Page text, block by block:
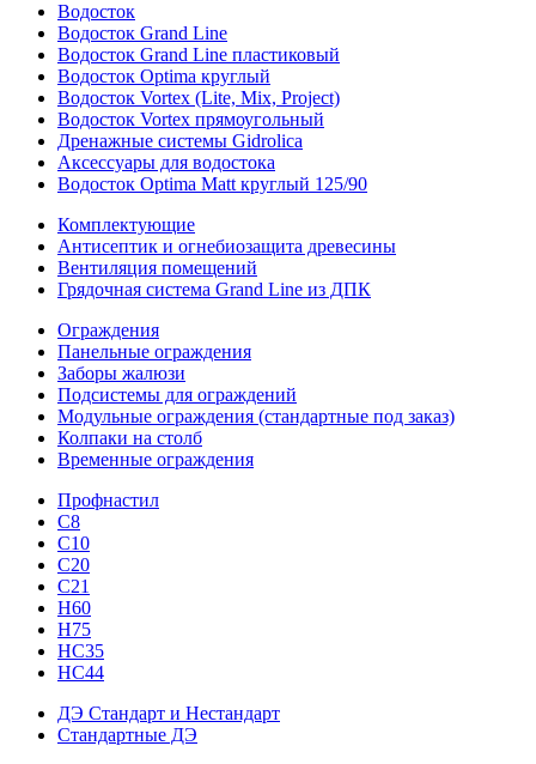
Водосток
Водосток Grand Line
Водосток Grand Line пластиковый
Водосток Optima круглый
Водосток Vortex (Lite, Mix, Project)
Водосток Vortex прямоугольный
Дренажные системы Gidrolica
Аксессуары для водостока
Водосток Optima Matt круглый 125/90
Комплектующие
Антисептик и огнебиозащита древесины
Вентиляция помещений
Грядочная система Grand Line из ДПК
Ограждения
Панельные ограждения
Заборы жалюзи
Подсистемы для ограждений
Модульные ограждения (стандартные под заказ)
Колпаки на столб
Временные ограждения
Профнастил
С8
С10
С20
С21
H60
H75
HС35
НС44
ДЭ Стандарт и Нестандарт
Стандартные ДЭ